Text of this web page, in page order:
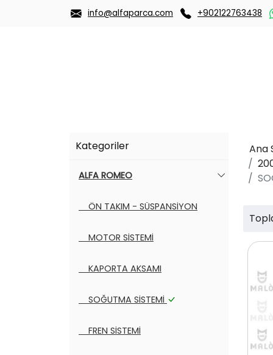
info@alfaparca.com +902122763438
Kategoriler
ALFA ROMEO
ÖN TAKIM - SÜSPANSİYON
MOTOR SİSTEMİ
KAPORTA AKSAMI
SOĞUTMA SİSTEMİ
FREN SİSTEMİ
Ana